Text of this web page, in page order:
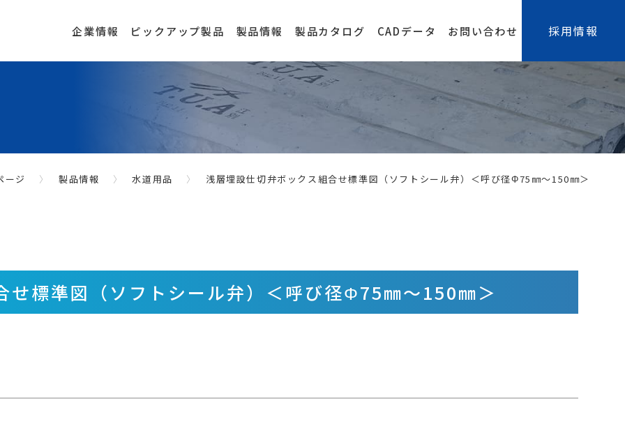
企業情報 ピックアップ製品 製品情報 製品カタログ CADデータ お問い合わせ 採用情報
ージ 製品情報 水道用品 浅層埋設仕切弁ボックス組合せ標準図（ソフトシール弁）＜呼び径Φ75㎜～150㎜＞
せ標準図（ソフトシール弁）＜呼び径Φ75㎜～150㎜＞